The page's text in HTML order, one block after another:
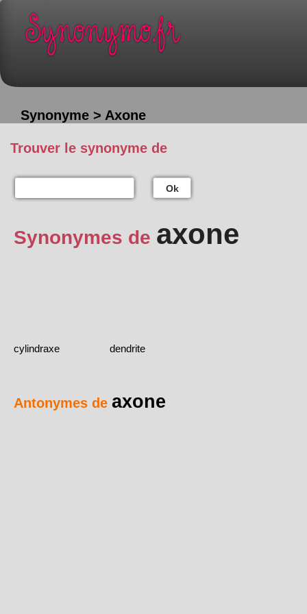
Synonyme > Axone
Trouver le synonyme de
Ok
Synonymes de axone
cylindraxe dendrite
Antonymes de axone